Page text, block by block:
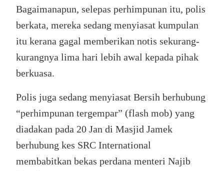
Bagaimanapun, selepas perhimpunan itu, polis
berkata, mereka sedang menyiasat kumpulan
itu kerana gagal memberikan notis sekurang-
kurangnya lima hari lebih awal kepada pihak
berkuasa.
Polis juga sedang menyiasat Bersih berhubung
“perhimpunan tergempar” (flash mob) yang
diadakan pada 20 Jan di Masjid Jamek
berhubung kes SRC International
membabitkan bekas perdana menteri Najib